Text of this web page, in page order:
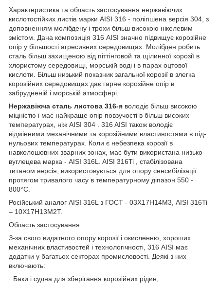
Характеристика та область застосування нержавіючих
кислотостійких листів марки AISI 316 - поліпшена версія 304, з
доповненням молібдену і трохи більш високою нікелевим
змістом. Дана композиція 316 AISI значно підвищує корозійне
опір у більшості агресивних середовищах. Молібден робить
сталь більш захищеною від піттінговой та щілинної корозії в
хлористому середовищі, морській воді і в парах оцтової
кислоти. Більш низький показник загальної корозії в злегка
корозійних середовищах дає гарне корозійне опір в
забрудненій і морській атмосфері.
Нержавіюча сталь листова 316-я володіє більш високою
міцністю і має найкраще опір повзучості в більш високих
температурах, ніж AISI 304 . 316 AISI також володіє
відмінними механічними та корозійними властивостями в під-
нульових температурах. Коли є небезпека корозії в
навколошовних зварних зонах, має бути використана низько-
вуглецева марка - AISI 316L. AISI 316Ti , стабілізована
титаном версія, використовується для опору сенсибілізації
протягом тривалого часу в температурному діпазон 550 -
800°C.
Російський аналог AISI 316L з ГОСТ - 03Х17Н14М3, AISI 316Ti
– 10Х17Н13М2Т.
Область застосування
З-за свого видатного опору корозії і окисленню, хороших
механічних властивостей і технологічності, 316 AISI має
додатки у багатьох секторах промисловості. Деякі з них
включають:
· Баки і судна для зберігання корозійних рідин;